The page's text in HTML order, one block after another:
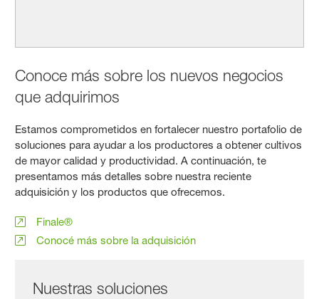
Conoce más sobre los nuevos negocios
que adquirimos
Estamos comprometidos en fortalecer nuestro portafolio de
soluciones para ayudar a los productores a obtener cultivos
de mayor calidad y productividad. A continuación, te
presentamos más detalles sobre nuestra reciente
adquisición y los productos que ofrecemos.
Finale®
Conocé más sobre la adquisición
Nuestras soluciones